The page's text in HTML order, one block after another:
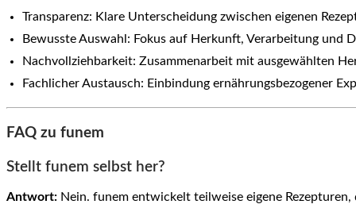
Transparenz: Klare Unterscheidung zwischen eigenen
Bewusste Auswahl: Fokus auf Herkunft, Verarbeitung und
Nachvollziehbarkeit: Zusammenarbeit mit ausgewählten
Fachlicher Austausch: Einbindung ernährungsbezogener
FAQ zu funem
Stellt funem selbst her?
Antwort: Nein. funem entwickelt teilweise eigene